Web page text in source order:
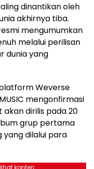
dinantikan oleh
akhirnya tiba.
mengumumkan
melalui perilisan
dunia yang
Weverse
mengonfirmasi
dirilis pada 20
grup pertama
yang dilalui para
konten